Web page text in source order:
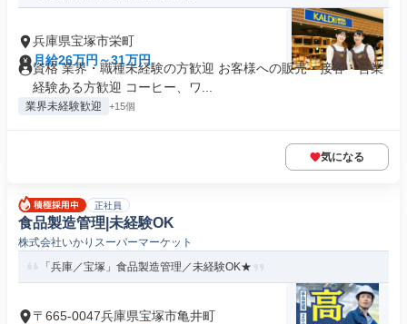
兵庫県宝塚市栄町
月給26万円～31万円
資格 業界・職種未経験の方歓迎 お客様への販売・接客・営業
経験ある方歓迎 コーヒー、ワ...
業界未経験歓迎 +15個
気になる
正社員
食品製造管理|未経験OK
株式会社いかりスーパーマーケット
「兵庫／宝塚」食品製造管理／未経験OK★
〒665-0047兵庫県宝塚市亀井町